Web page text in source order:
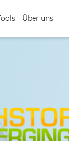
Über uns